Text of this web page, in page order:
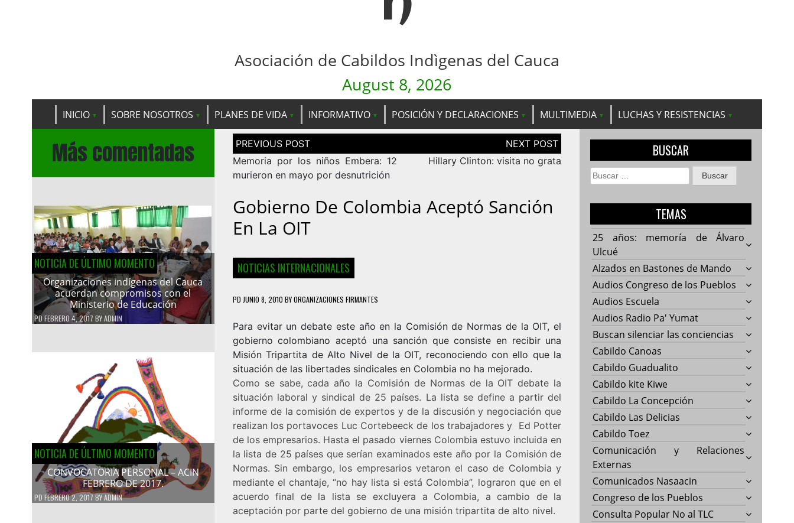
Asociación de Cabildos Indìgenas del Cauca
August 8, 2026
INICIO SOBRE NOSOTROS PLANES DE VIDA INFORMATIVO POSICIÓN Y DECLARACIONES MULTIMEDIA LUCHAS Y RESISTENCIAS
Más comentadas
NOTICIA DE ÚLTIMO MOMENTO
Organizaciones indígenas del Cauca
acuerdan compromisos con el
Ministerio de Educación
PD FEBRERO 4, 2017 BYADMIN
NOTICIA DE ÚLTIMO MOMENTO
CONVOCATORIA PERSONAL – ACIN
FEBRERO DE 2017.
PD FEBRERO 2, 2017BYADMIN
Navegación
de
entradas
Memoria por los niños Embera: 12
murieron en mayo por desnutrición
Hillary Clinton: visita no grata
Gobierno De Colombia Aceptó Sanción
En La OIT
NOTICIAS INTERNACIONALES
PD JUNIO 8, 2010 BYORGANIZACIONES FIRMANTES
Para evitar un debate este año en la Comisión de Normas de la OIT, el
gobierno colombiano aceptó una sanción que consiste en recibir una
Misión Tripartita de Alto Nivel de la OIT, reconociendo con ello que la
situación de las libertades sindicales en Colombia no ha mejorado.
Como se sabe, cada año la Comisión de Normas de la OIT debate la
situación laboral y sindical de 25 países. La lista se define a partir del
informe de la comisión de expertos y de la discusión y negociación que
realizan los portavoces Luc Cortebeeck de los trabajadores y Ed Potter
de los empresarios. Hasta el pasado viernes Colombia estuvo incluida en
la lista de 25 países que serían examinados este año por la Comisión de
Normas. Sin embargo, los empresarios vetaron el caso de Colombia y
mediante el chantaje, “no hay lista si está Colombia”, lograron que en el
acuerdo final de la lista se excluyera a Colombia, a cambio de la
aceptación por parte del gobierno de una misión tripartita de alto nivel.
BUSCAR
Buscar:
TEMAS
25 años: memoría de Álvaro
Ulcué
Alzados en Bastones de Mando
Audios Congreso de los Pueblos
Audios Escuela
Audios Radio Pa' Yumat
Buscan silenciar las conciencias
Cabildo Canoas
Cabildo Guadualito
Cabildo kite Kiwe
Cabildo La Concepción
Cabildo Las Delicias
Cabildo Toez
Comunicación y Relaciones
Externas
Comunicados Nasaacin
Congreso de los Pueblos
Consulta Popular No al TLC